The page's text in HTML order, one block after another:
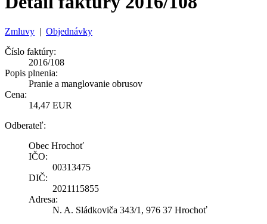
Zmluvy | Objednávky
Číslo faktúry:
2016/108
Popis plnenia:
Pranie a manglovanie obrusov
Cena:
14,47 EUR
Odberateľ:
Obec Hrochoť
IČO:
00313475
DIČ:
2021115855
Adresa:
N. A. Sládkoviča 343/1, 976 37 Hrochoť